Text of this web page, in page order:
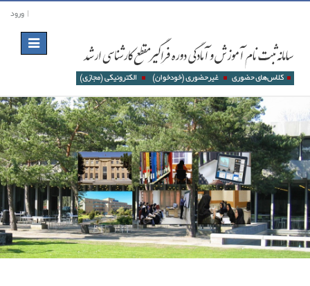
ورود
Toggle
navigation